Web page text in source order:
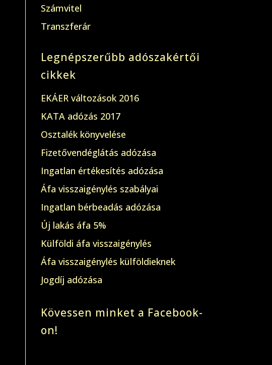
Számvitel
Transzferár
Legnépszerűbb adószakértői
cikkek
EKÁER változások 2016
KATA adózás 2017
Osztalék könyvelése
Fizetővendéglátás adózása
Ingatlan értékesítés adózása
Áfa visszaigénylés szabályai
Ingatlan bérbeadás adózása
Új lakás áfa 5%
Külföldi áfa visszaigénylés
Áfa visszaigénylés külföldieknek
Jogdíj adózása
Kövessen minket a Facebook-
on!